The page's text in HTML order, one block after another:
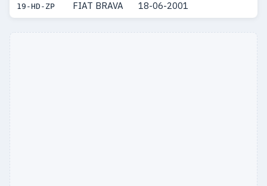
19-HD-ZP FIAT BRAVA 18-06-2001